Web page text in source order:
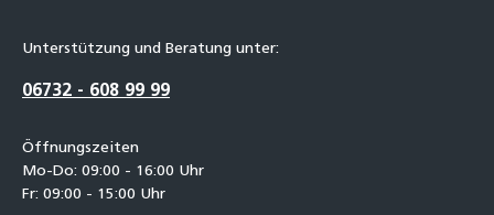
Unterstützung und Beratung unter:
06732 - 608 99 99
Öffnungszeiten
Mo-Do: 09:00 - 16:00 Uhr
Fr: 09:00 - 15:00 Uhr